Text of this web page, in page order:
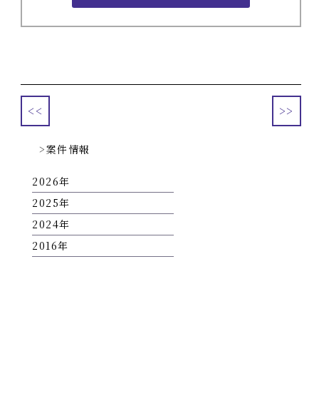
案件情報
2026
2025
2024
2016
<< >>